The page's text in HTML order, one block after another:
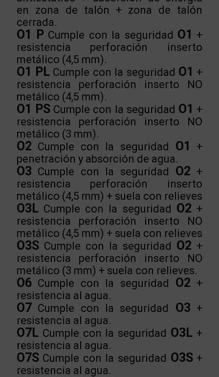
en zona de talón + zona de talón
cerrada.
O1 P Cumple con la seguridad O1 +
resistencia perforación inserto
metálico (4,5 mm).
O1 PL Cumple con la seguridad O1 +
resistencia perforación inserto NO
metálico (4,5 mm).
O1 PSCumple con la seguridad O1 +
resistencia perforación inserto NO
metálico (3 mm).
O2 Cumple con la seguridad O1
+
penetración y absorción de agua.
O3 Cumple con la seguridad O2 +
resistencia perforación inserto
metálico (4,5 mm) + suela con relieves
O3LCumple con la seguridad O2 +
resistencia perforación inserto NO
metálico (4,5 mm) + suela con relieves
O3SCumple con la seguridad O2 +
resistencia perforación inserto NO
metálico (3 mm) + suela con relieves.
O6Cumple con la seguridad O2 +
resistencia al agua.
O7Cumple con la seguridad O3 +
resistencia al agua.
O7LCumple con la seguridad O3L +
resistencia al agua.
O7SCumple con la seguridad O3S+
resistencia al agua.